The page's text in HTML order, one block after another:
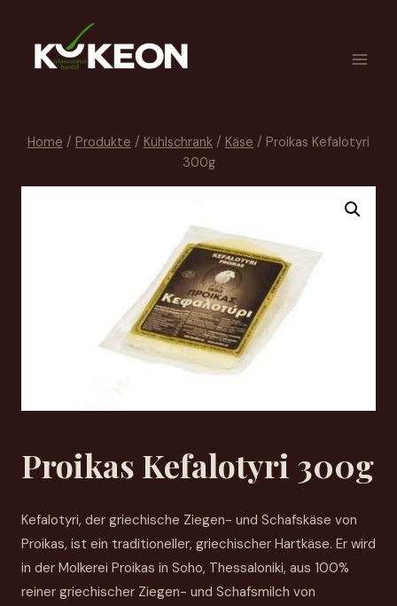
Home / Produkte / Kühlschrank / Käse / Proikas Kefalotyri
300g
Proikas Kefalotyri 300g
Kefalotyri, der griechische Ziegen- und Schafskäse von
Proikas, ist ein traditioneller, griechischer Hartkäse. Er wird
in der Molkerei Proikas in Soho, Thessaloniki, aus 100%
reiner griechischer Ziegen- und Schafsmilch von